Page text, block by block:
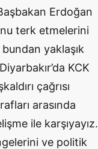
Erdoğan
terk etmelerini
yaklaşık
KCK
çağrısı
arasında
ile karşıyayız.
ve politik